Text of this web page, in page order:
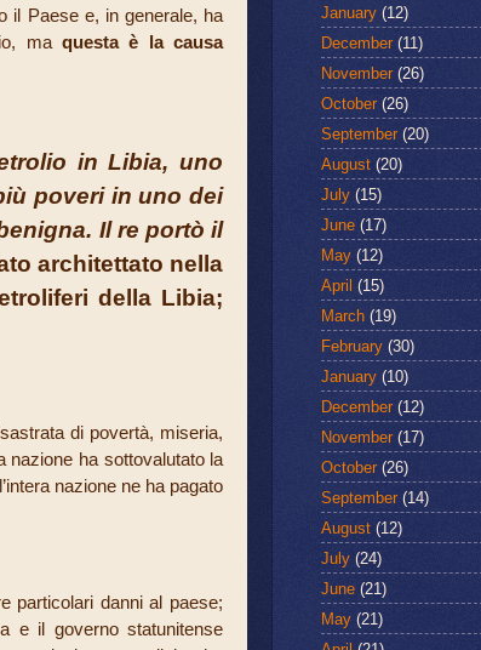
il Paese e, in generale, ha
ma questa è la causa
in Libia, uno
poveri in uno dei
Il re portò il
architettato nella
della Libia;
di povertà, miseria,
nazione ha sottovalutato la
nazione ne ha pagato
particolari danni al paese;
e il governo statunitense
January (12)
December(11)
November(26)
October(26)
September(20)
August (20)
July (15)
June (17)
May (12)
April (15)
March (19)
February (30)
January (10)
December(12)
November(17)
October(26)
September(14)
August (12)
July (24)
June (21)
May (21)